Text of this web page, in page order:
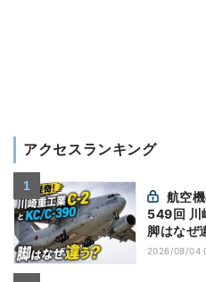
アクセスランキング
549回
脚はなぜ
(5)|軍用
2026/08/04